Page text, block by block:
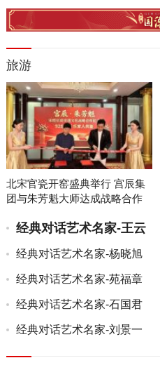
旅游
北宋官瓷开窑盛典举行 宫辰集
团与朱芳魁大师达成战略合作
经典对话艺术名家-王云
经典对话艺术名家-杨晓旭
经典对话艺术名家-苑福章
经典对话艺术名家-石国君
经典对话艺术名家-刘景一